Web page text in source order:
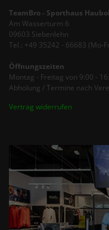
TeamBro - Sporthaus
Am Wasserturm 6
09603 Siebenlehn
Tel.: +49 35242 - 66683 (Mo-
Öffnungszeiten
Montag - Freitag von 9:00 -
Abholung / Termine nach
Vertrag widerrufen